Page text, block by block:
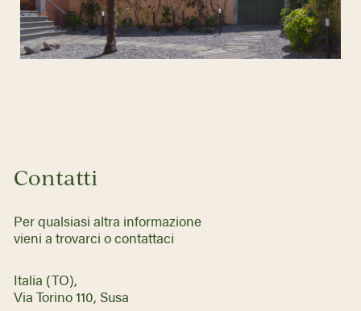
Contatti
Per qualsiasi altra informazione
vieni a trovarci o contattaci
Italia (TO),
Via Torino 110, Susa